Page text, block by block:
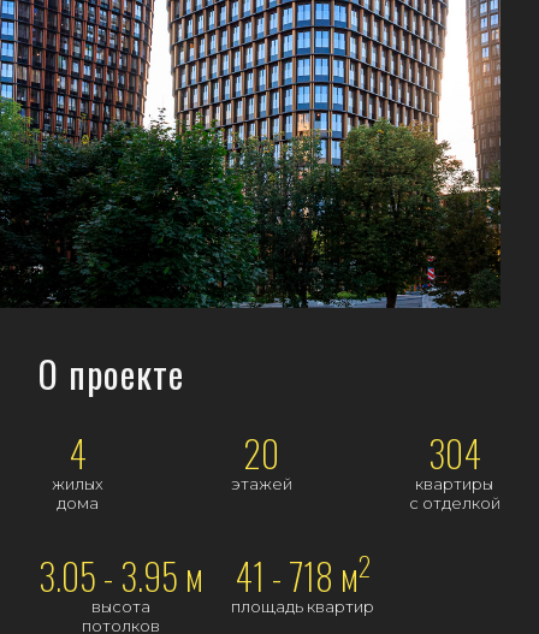
О проекте
4
жилых
дома
20
этажей
304
квартиры
с отделкой
3.05 - 3.95 м
высота
потолков
41 - 718 м2
площадь квартир